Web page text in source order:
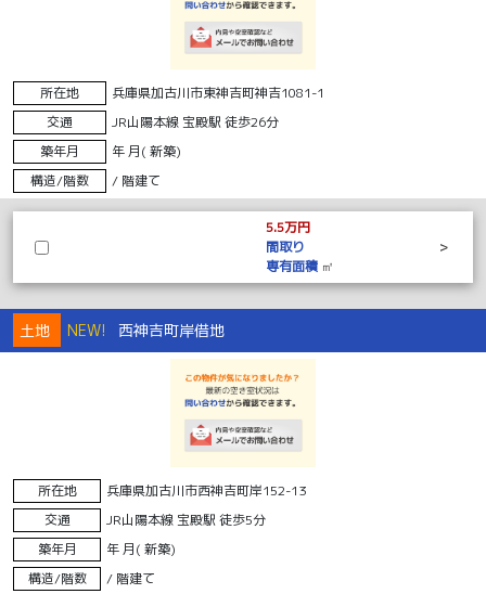
所在地
兵庫県加古川市東神吉町神吉1081-1
交通
JR山陽本線 宝殿駅 徒歩26分
築年月
年 月( 新築)
構造/階数
/ 階建て
5.5万円
間取り
専有面積㎡
>
土地 NEW! 西神吉町岸借地
所在地
兵庫県加古川市西神吉町岸152-13
交通
JR山陽本線 宝殿駅 徒歩5分
築年月
年 月( 新築)
構造/階数
/ 階建て